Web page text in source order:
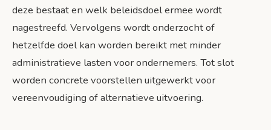
deze bestaat en welk beleidsdoel ermee wordt
nagestreefd. Vervolgens wordt onderzocht of
hetzelfde doel kan worden bereikt met minder
administratieve lasten voor ondernemers. Tot slot
worden concrete voorstellen uitgewerkt voor
vereenvoudiging of alternatieve uitvoering.